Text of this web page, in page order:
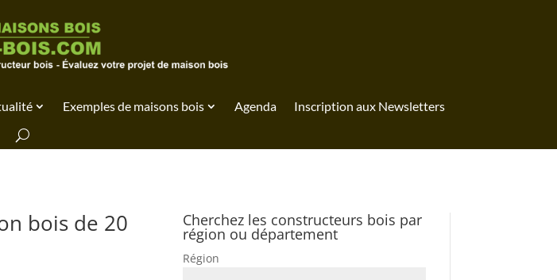
Exemples de maisons bois Agenda Inscription aux Newsletters
bois de 20 Cherchez les constructeurs bois par
région ou département
Région